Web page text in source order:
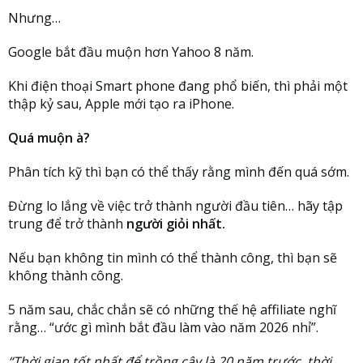
Nhưng…
Google bắt đầu muộn hơn Yahoo 8 năm.
Khi điện thoại Smart phone đang phổ biến, thì phải một
thập kỷ sau, Apple mới tạo ra iPhone.
Quá muộn à?
Phân tích kỹ thì bạn có thể thấy rằng mình đến quá sớm.
Đừng lo lắng về việc trở thành người đầu tiên… hãy tập
trung để trở thành người giỏi nhất.
Nếu bạn không tin mình có thể thành công, thì bạn sẽ
không thành công.
5 năm sau, chắc chắn sẽ có những thế hệ affiliate nghĩ
rằng… “ước gì mình bắt đầu làm vào năm 2026 nhỉ”.